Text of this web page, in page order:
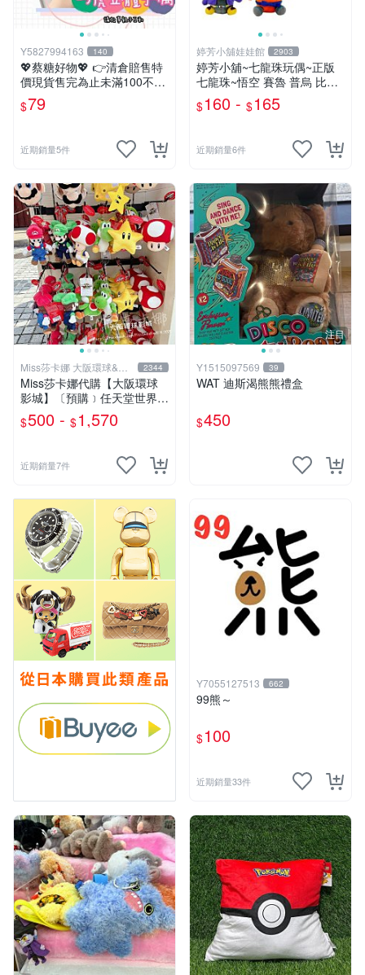
Y5827994163 140
💖蔡糖好物💖 👉清倉賠售特
價現貨售完為止未滿100不出
貨唷🔥❤️不帶配飾純手偶日版
巧虎刷牙手偶❤️親子互動說故
$79
近期銷量5件
婷芳小舖娃娃館 2903
婷芳小舖~七龍珠玩偶~正版
七龍珠~悟空 賽魯 普烏 比克
克林 特南克斯 娃娃 玩偶~七
龍珠玩偶~生日情人禮
$160 - $165
近期銷量6件
Miss莎卡娜 大阪環球&迪
士尼代購
2344
Miss莎卡娜代購【大阪環球
影城】〔預購﹞任天堂世界
瑪利歐 路易吉 耀西 奇諾比奧
碧姬公主 無敵星星 蘑菇 大金
$500 - $1,570
近期銷量7件
注目
Y1515097569 39
WAT 迪斯渴熊熊禮盒
$450
Y7055127513 662
99熊～
$100
近期銷量33件